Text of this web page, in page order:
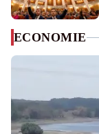
ECONOMIE